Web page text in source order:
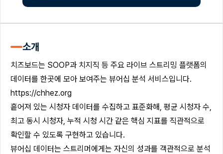
소개
치즈보드는 SOOP과 치지직 등 주요 라이브 스트리밍 플랫폼의
데이터를 한곳에 모아 보여주는 뷰어십 분석 서비스입니다.
https://chhez.org
흩어져 있는 시청자 데이터를 수집하고 표준화해, 평균 시청자 수,
최고 동시 시청자, 누적 시청 시간 같은 핵심 지표를 직관적으로
확인할 수 있도록 구현하고 있습니다.
뷰어십 데이터는 스트리머에게는 자신의 성과를 객관적으로 분석